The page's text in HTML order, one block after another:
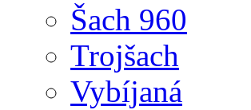
Šach 960
Trojšach
Vybíjaná